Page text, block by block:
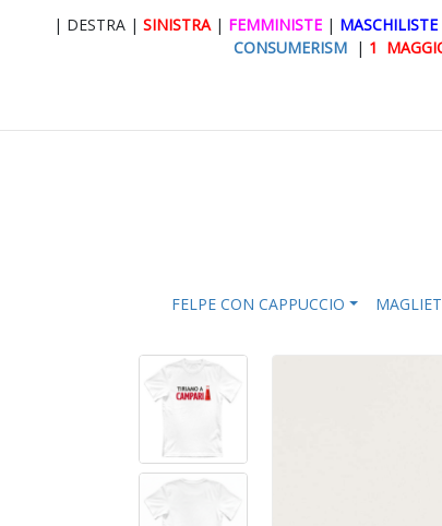
| DESTRA | SINISTRA | FEMMINISTE | MASCHILISTE
CONSUMERISM | 1
FELPE CON CAPPUCCIO